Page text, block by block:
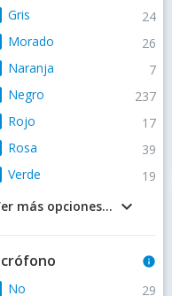
Gris 24
Morado 26
Naranja 7
Negro 237
Rojo 17
Rosa 39
Verde 19
keyboard_arrow_down
más opciones...
info
No 29